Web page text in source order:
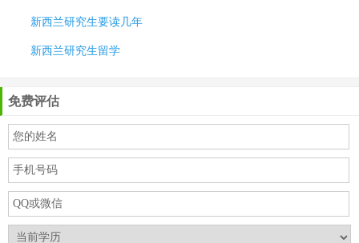
新西兰研究生要读几年
新西兰研究生留学
免费评估